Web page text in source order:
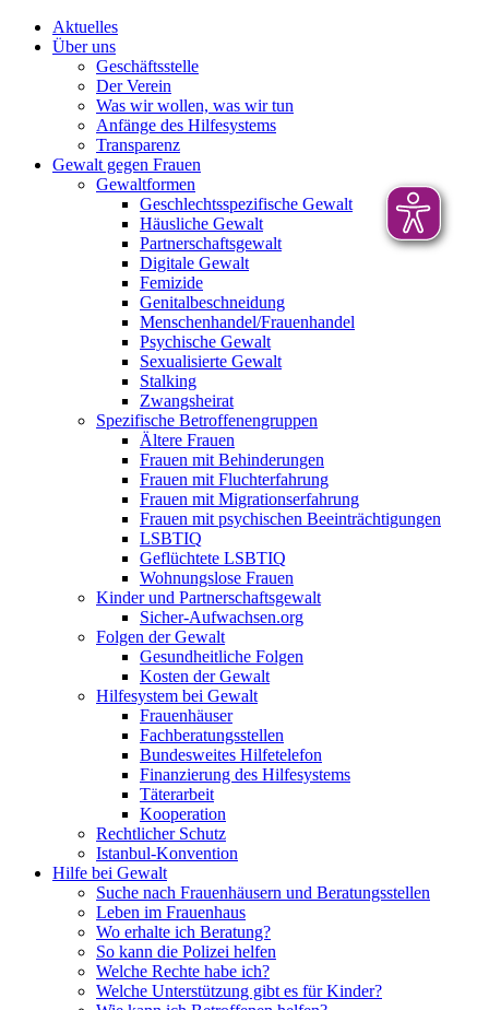
Aktuelles
Über uns
Geschäftsstelle
Der Verein
Was wir wollen, was wir tun
Anfänge des Hilfesystems
Transparenz
Gewalt gegen Frauen
Gewaltformen
Geschlechtsspezifische Gewalt
Häusliche Gewalt
Partnerschaftsgewalt
Digitale Gewalt
Femizide
Genitalbeschneidung
Menschenhandel/Frauenhandel
Psychische Gewalt
Sexualisierte Gewalt
Stalking
Zwangsheirat
Spezifische Betroffenengruppen
Ältere Frauen
Frauen mit Behinderungen
Frauen mit Fluchterfahrung
Frauen mit Migrationserfahrung
Frauen mit psychischen Beeinträchtigungen
LSBTIQ
Geflüchtete LSBTIQ
Wohnungslose Frauen
Kinder und Partnerschaftsgewalt
Sicher-Aufwachsen.org
Folgen der Gewalt
Gesundheitliche Folgen
Kosten der Gewalt
Hilfesystem bei Gewalt
Frauenhäuser
Fachberatungsstellen
Bundesweites Hilfetelefon
Finanzierung des Hilfesystems
Täterarbeit
Kooperation
Rechtlicher Schutz
Istanbul-Konvention
Hilfe bei Gewalt
Suche nach Frauenhäusern und Beratungsstellen
Leben im Frauenhaus
Wo erhalte ich Beratung?
So kann die Polizei helfen
Welche Rechte habe ich?
Welche Unterstützung gibt es für Kinder?